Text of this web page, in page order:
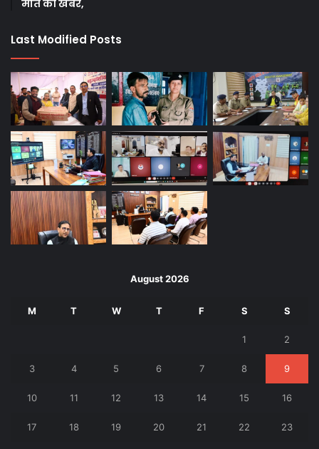
मौत की खबर,
Last Modified Posts
August 2026
M T W T F S S
1 2
3 4 5 6 7 8 9
10 11 12 13 14 15 16
17 18 19 20 21 22 23